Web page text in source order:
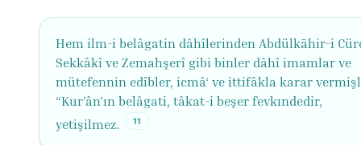
Hem ilm-i belâgatin dâhîlerinden Abdülkāhir-i
Sekkâkî ve Zemahşerî gibi binler dâhî imamlar ve
mütefennin edîbler, icmâ‘ ve ittifâkla karar
“Kur’ân’ın belâgati, tâkat-i beşer fevkındedir,
yetişilmez.
11